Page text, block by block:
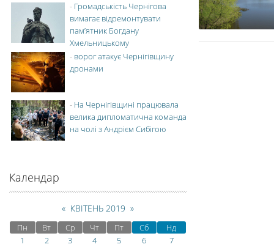
- Громадськість Чернігова
вимагає відремонтувати
пам’ятник Богдану
Хмельницькому
- ворог атакує Чернігівщину
дронами
- На Чернігівщині працювала
велика дипломатична команда
на чолі з Андрієм Сибігою
Календар
« КВІТЕНЬ 2019 »
Пн Вт Ср Чт Пт Сб
Нд
1
2 3 4 5 6
7